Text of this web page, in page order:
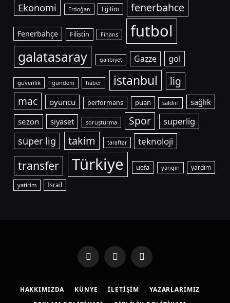
Ekonomi Erdoğan Eğitim fenerbahce
Fenerbahçe Filistin Finans futbol
galatasaray galibiyet Gazze gol
guvenlik gündem haber istanbul
lig
mac
oyuncu performans puan saldiri
sağlık
sezon
siyaset soruşturma Spor superlig
süper lig takim taraftar teknoloji
transfer Türkiye uefa yangin yardım
yatirim İsrail
Facebook
X
(Twitter)
Instagram
HAKKIMIZDA KÜNYE İLETIŞIM
YAZARLARIMIZ